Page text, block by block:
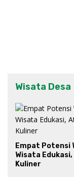
Wisata Desa
Empat Potensi
Wisata
Kuliner